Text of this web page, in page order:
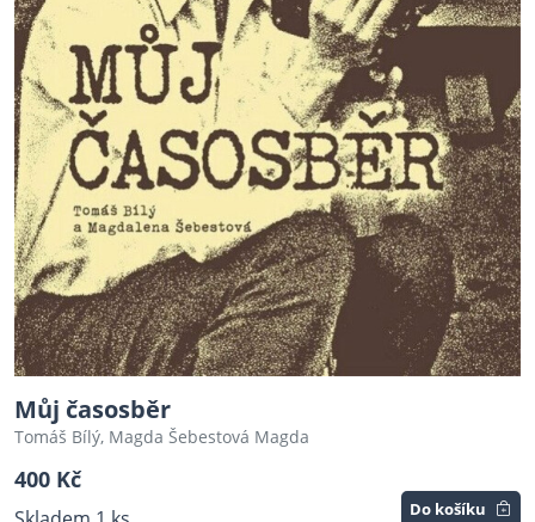
Můj časosběr
Tomáš Bílý, Magda Šebestová Magda
400 Kč
Do košíku